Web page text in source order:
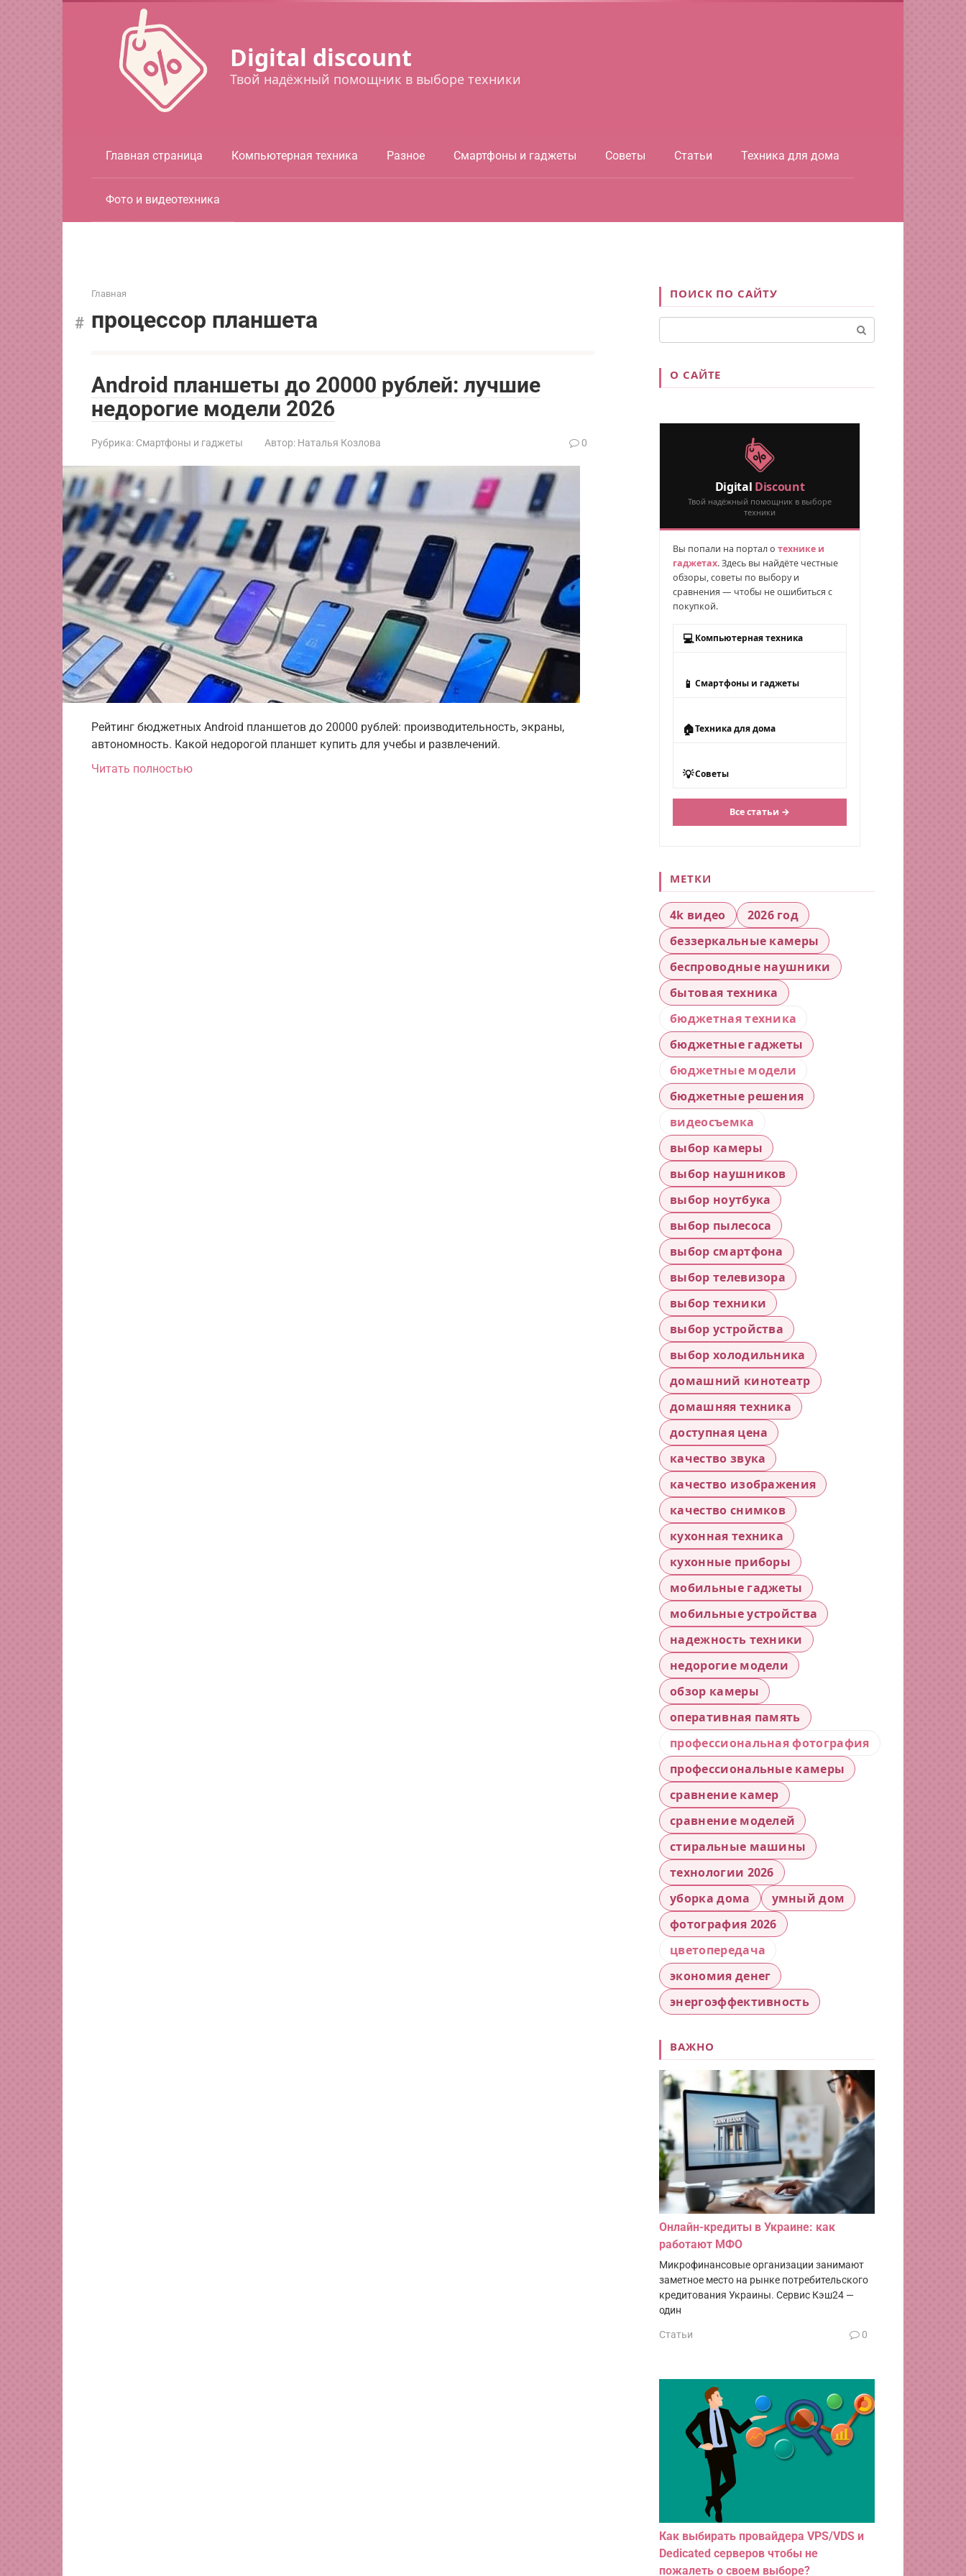
Digital discount
Твой надёжный помощник в выборе техники
Главная страница Компьютерная техника Разное Смартфоны и гаджеты Советы Статьи Техника для дома
Фото и видеотехника
Главная
процессор планшета
Android планшеты до 20000 рублей: лучшие
недорогие модели 2026
Рубрика: Смартфоны и гаджеты Автор: Наталья Козлова 0
Рейтинг бюджетных Android планшетов до 20000 рублей: производительность, экраны,
автономность. Какой недорогой планшет купить для учебы и развлечений.
Читать полностью
ПОИСК ПО САЙТУ
О САЙТЕ
Digital Discount
Твой надёжный помощник в выборе
техники
Вы попали на портал о технике и
гаджетах. Здесь вы найдёте честные
обзоры, советы по выбору и
сравнения — чтобы не ошибиться с
покупкой.
💻 Компьютерная техника
📱 Смартфоны и гаджеты
🏠Техника для дома
💡Советы
Все статьи →
МЕТКИ
4k видео
2026 год
беззеркальные камеры
беспроводные наушники
бытовая техника
бюджетная техника
бюджетные гаджеты
бюджетные модели
бюджетные решения
видеосъемка
выбор камеры
выбор наушников
выбор ноутбука
выбор пылесоса
выбор смартфона
выбор телевизора
выбор техники
выбор устройства
выбор холодильника
домашний кинотеатр
домашняя техника
доступная цена
качество звука
качество изображения
качество снимков
кухонная техника
кухонные приборы
мобильные гаджеты
мобильные устройства
надежность техники
недорогие модели
обзор камеры
оперативная память
профессиональная фотография
профессиональные камеры
сравнение камер
сравнение моделей
стиральные машины
технологии 2026
уборка дома
умный дом
фотография 2026
цветопередача
экономия денег
энергоэффективность
ВАЖНО
Онлайн-кредиты в Украине: как
работают МФО
Микрофинансовые организации занимают
заметное место на рынке потребительского
кредитования Украины. Сервис Кэш24 —
один
Статьи 0
Как выбирать провайдера VPS/VDS и
Dedicated серверов чтобы не
пожалеть о своем выборе?